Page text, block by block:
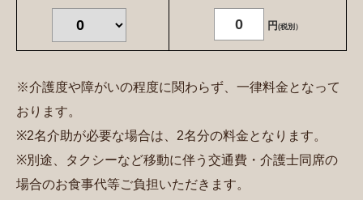
0 円(税別）
※介護度や障がいの程度に関わらず、一律料金となって
おります。
※2名介助が必要な場合は、2名分の料金となります。
※別途、タクシーなど移動に伴う交通費・介護士同席の
場合のお食事代等ご負担いただきます。